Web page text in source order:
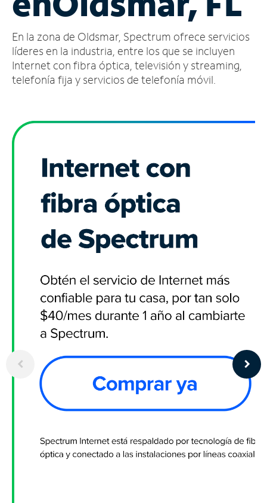
cuenta
Encuentra
una
tienda
En la zona de Oldsmar, Spectrum ofrece servicios
líderes en la industria, entre los que se incluyen
Internet con fibra óptica, televisión y streaming,
telefonía fija y servicios de telefonía móvil.